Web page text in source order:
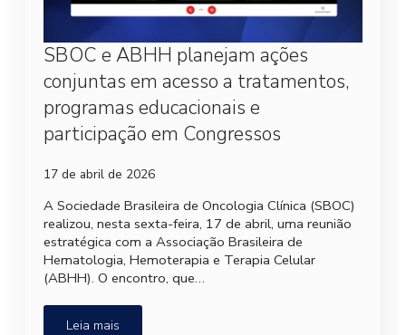
SBOC e ABHH planejam ações
conjuntas em acesso a tratamentos,
programas educacionais e
participação em Congressos
17 de abril de 2026
A Sociedade Brasileira de Oncologia Clínica (SBOC)
realizou, nesta sexta-feira, 17 de abril, uma reunião
estratégica com a Associação Brasileira de
Hematologia, Hemoterapia e Terapia Celular
(ABHH). O encontro, que…
Leia mais